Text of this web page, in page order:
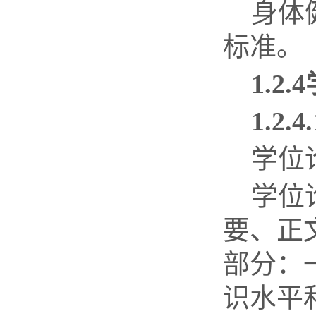
身体
标准。
1.2.4
学位
学位
要、正
部分：
识水平